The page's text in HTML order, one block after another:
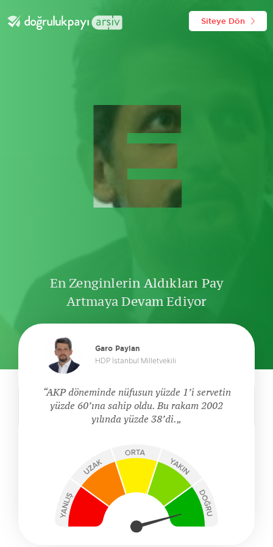
Siteye Dön
E
En Zenginlerin Aldıkları Pay
Artmaya Devam Ediyor
Garo Paylan
HDP İstanbul Milletvekili
AKP döneminde nüfusun yüzde 1’i servetin
yüzde 60’ına sahip oldu. Bu rakam 2002
yılında yüzde 38’di.